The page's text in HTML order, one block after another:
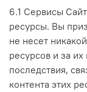
6.1 Сервисы
ресурсы. Вы
не несет
ресурсов и за
последствия,
контента этих